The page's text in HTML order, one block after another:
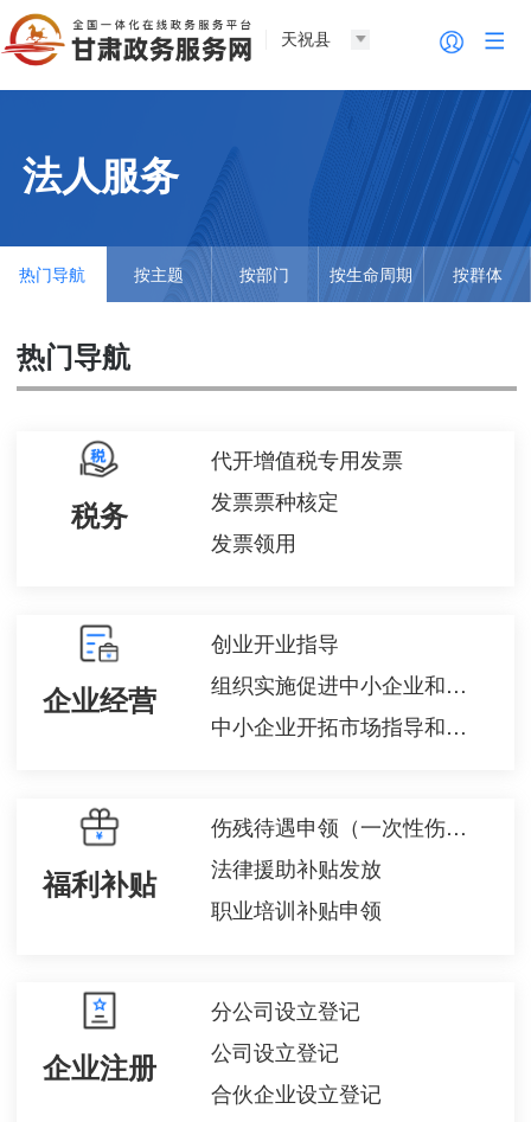
天祝县
法人服务
热门导航 按主题 按部门 按生命周期 按群体
热门导航
税务
代开增值税专用发票
发票票种核定
发票领用
企业经营
创业开业指导
组织实施促进中小企业和民营经济发展政策咨询
中小企业开拓市场指导和服务咨询
福利补贴
伤残待遇申领（一次性伤残补助金、伤残津贴和生活护理费）
法律援助补贴发放
职业培训补贴申领
企业注册
分公司设立登记
公司设立登记
合伙企业设立登记